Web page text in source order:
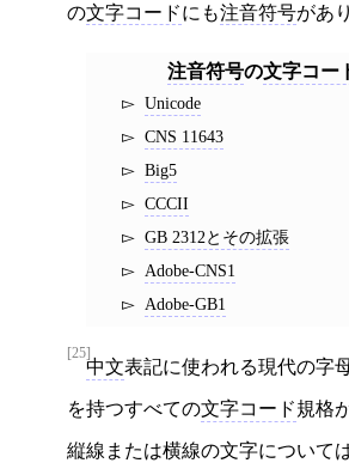
の文字コードにも注音符号があ
注音符号の文字コー
Unicode
CNS 11643
Big5
CCCII
GB 2312とその拡張
Adobe-CNS1
Adobe-GB1
[25]
中文表記に使われる現代の字
を持つすべての文字コード規格
縦線または横線の文字について